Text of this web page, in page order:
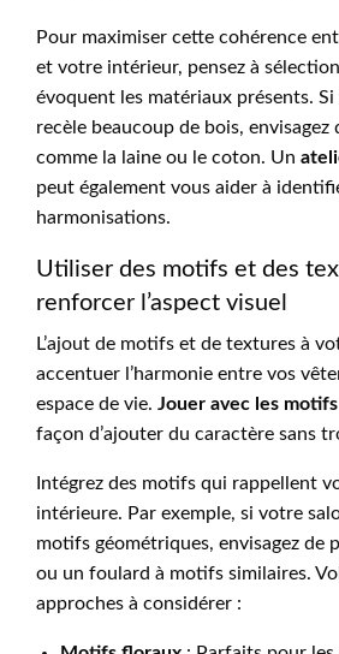
Pour maximiser cette cohérence
et votre intérieur, pensez à
évoquent les matériaux présents.
recèle beaucoup de bois,
comme la laine ou le coton. Un
peut également vous aider à
harmonisations.
Utiliser des motifs et des
renforcer l’aspect visuel
L’ajout de motifs et de textures à
accentuer l’harmonie entre vos
espace de vie. Jouer avec les motifs
façon d’ajouter du caractère sans
Intégrez des motifs qui rappellent
intérieure. Par exemple, si votre
motifs géométriques, envisagez de
ou un foulard à motifs similaires.
approches à considérer :